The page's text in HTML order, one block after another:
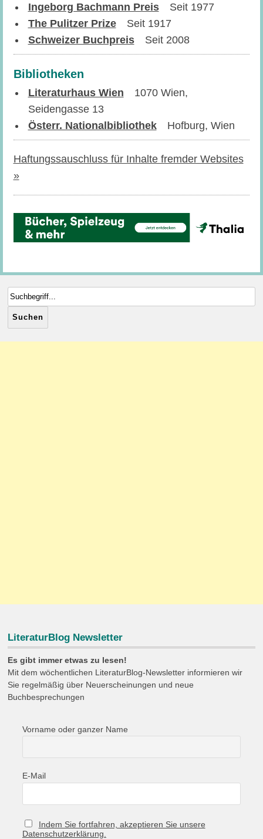
Ingeborg Bachmann Preis
Seit 1977
The Pulitzer Prize
Seit 1917
Schweizer Buchpreis
Seit 2008
Bibliotheken
Literaturhaus Wien
1070 Wien,
Seidengasse 13
Österr. Nationalbibliothek
Hofburg, Wien
Haftungssauschluss für Inhalte fremder Websites
»
LiteraturBlog Newsletter
Es gibt immer etwas zu lesen!
Mit dem wöchentlichen LiteraturBlog-Newsletter informieren wir
Sie regelmäßig über Neuerscheinungen und neue
Buchbesprechungen
Vorname oder ganzer Name
E-Mail
Indem Sie fortfahren, akzeptieren Sie unsere
Datenschutzerklärung.